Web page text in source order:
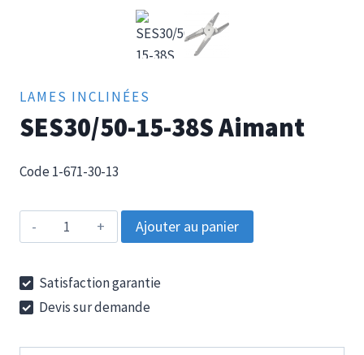
LAMES INCLINÉES
SES30/50-15-38S Aimant
Code 1-671-30-13
quantité
de
15-
38S
Ajouter au panier
Satisfaction garantie
Devis sur demande